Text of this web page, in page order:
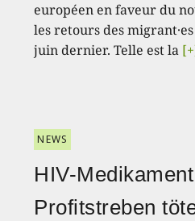
européen en faveur du
les retours des
juin dernier. Telle est la
NEWS
HIV-
Profitstreben